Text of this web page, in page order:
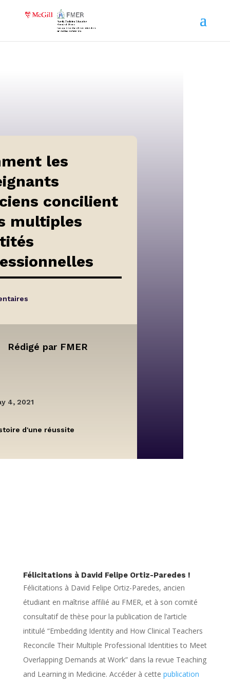
les
concilient
multiples
Rédigé par FMER
4, 2021
d'une réussite
Félicitations à David Felipe Ortiz-Paredes !
Félicitations à David Felipe Ortiz-Paredes, ancien
étudiant en maîtrise affilié au FMER, et à son comité
consultatif de thèse pour la publication de l’article
intitulé “Embedding Identity and How Clinical Teachers
Reconcile Their Multiple Professional Identities to Meet
Overlapping Demands at Work” dans la revue Teaching
and Learning in Medicine. Accéder à cette publication